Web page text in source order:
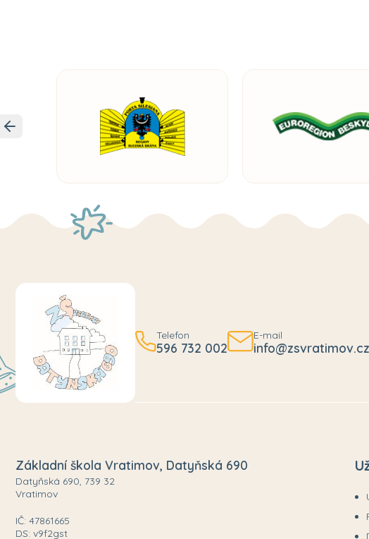
Telefon
596 732 002
E-mail
info@zsvratimov.cz
Základní škola Vratimov, Datyňská 690
Datyňská 690, 739 32
Vratimov
IČ: 47861665
DS: v9f2gst